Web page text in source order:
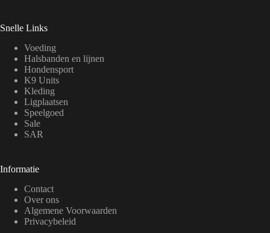
Snelle Links
Voeding
Halsbanden en lijnen
Hondensport
K9 Units
Kleding
Ligplaatsen
Speelgoed
Sale
SAR
Informatie
Contact
Over ons
Algemene Voorwaarden
Privacybeleid